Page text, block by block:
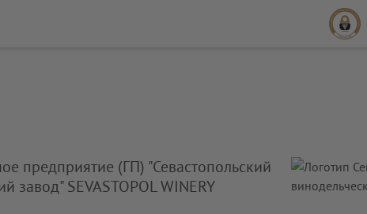
предприятие (ГП) "Севастопольский
завод" SEVASTOPOL WINERY